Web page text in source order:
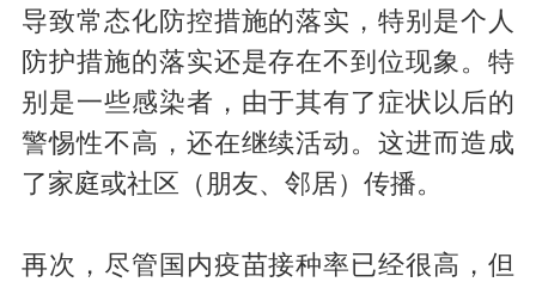
导致常态化防控措施的落实，特别是个人
防护措施的落实还是存在不到位现象。特
别是一些感染者，由于其有了症状以后的
警惕性不高，还在继续活动。这进而造成
了家庭或社区（朋友、邻居）传播。
再次，尽管国内疫苗接种率已经很高，但